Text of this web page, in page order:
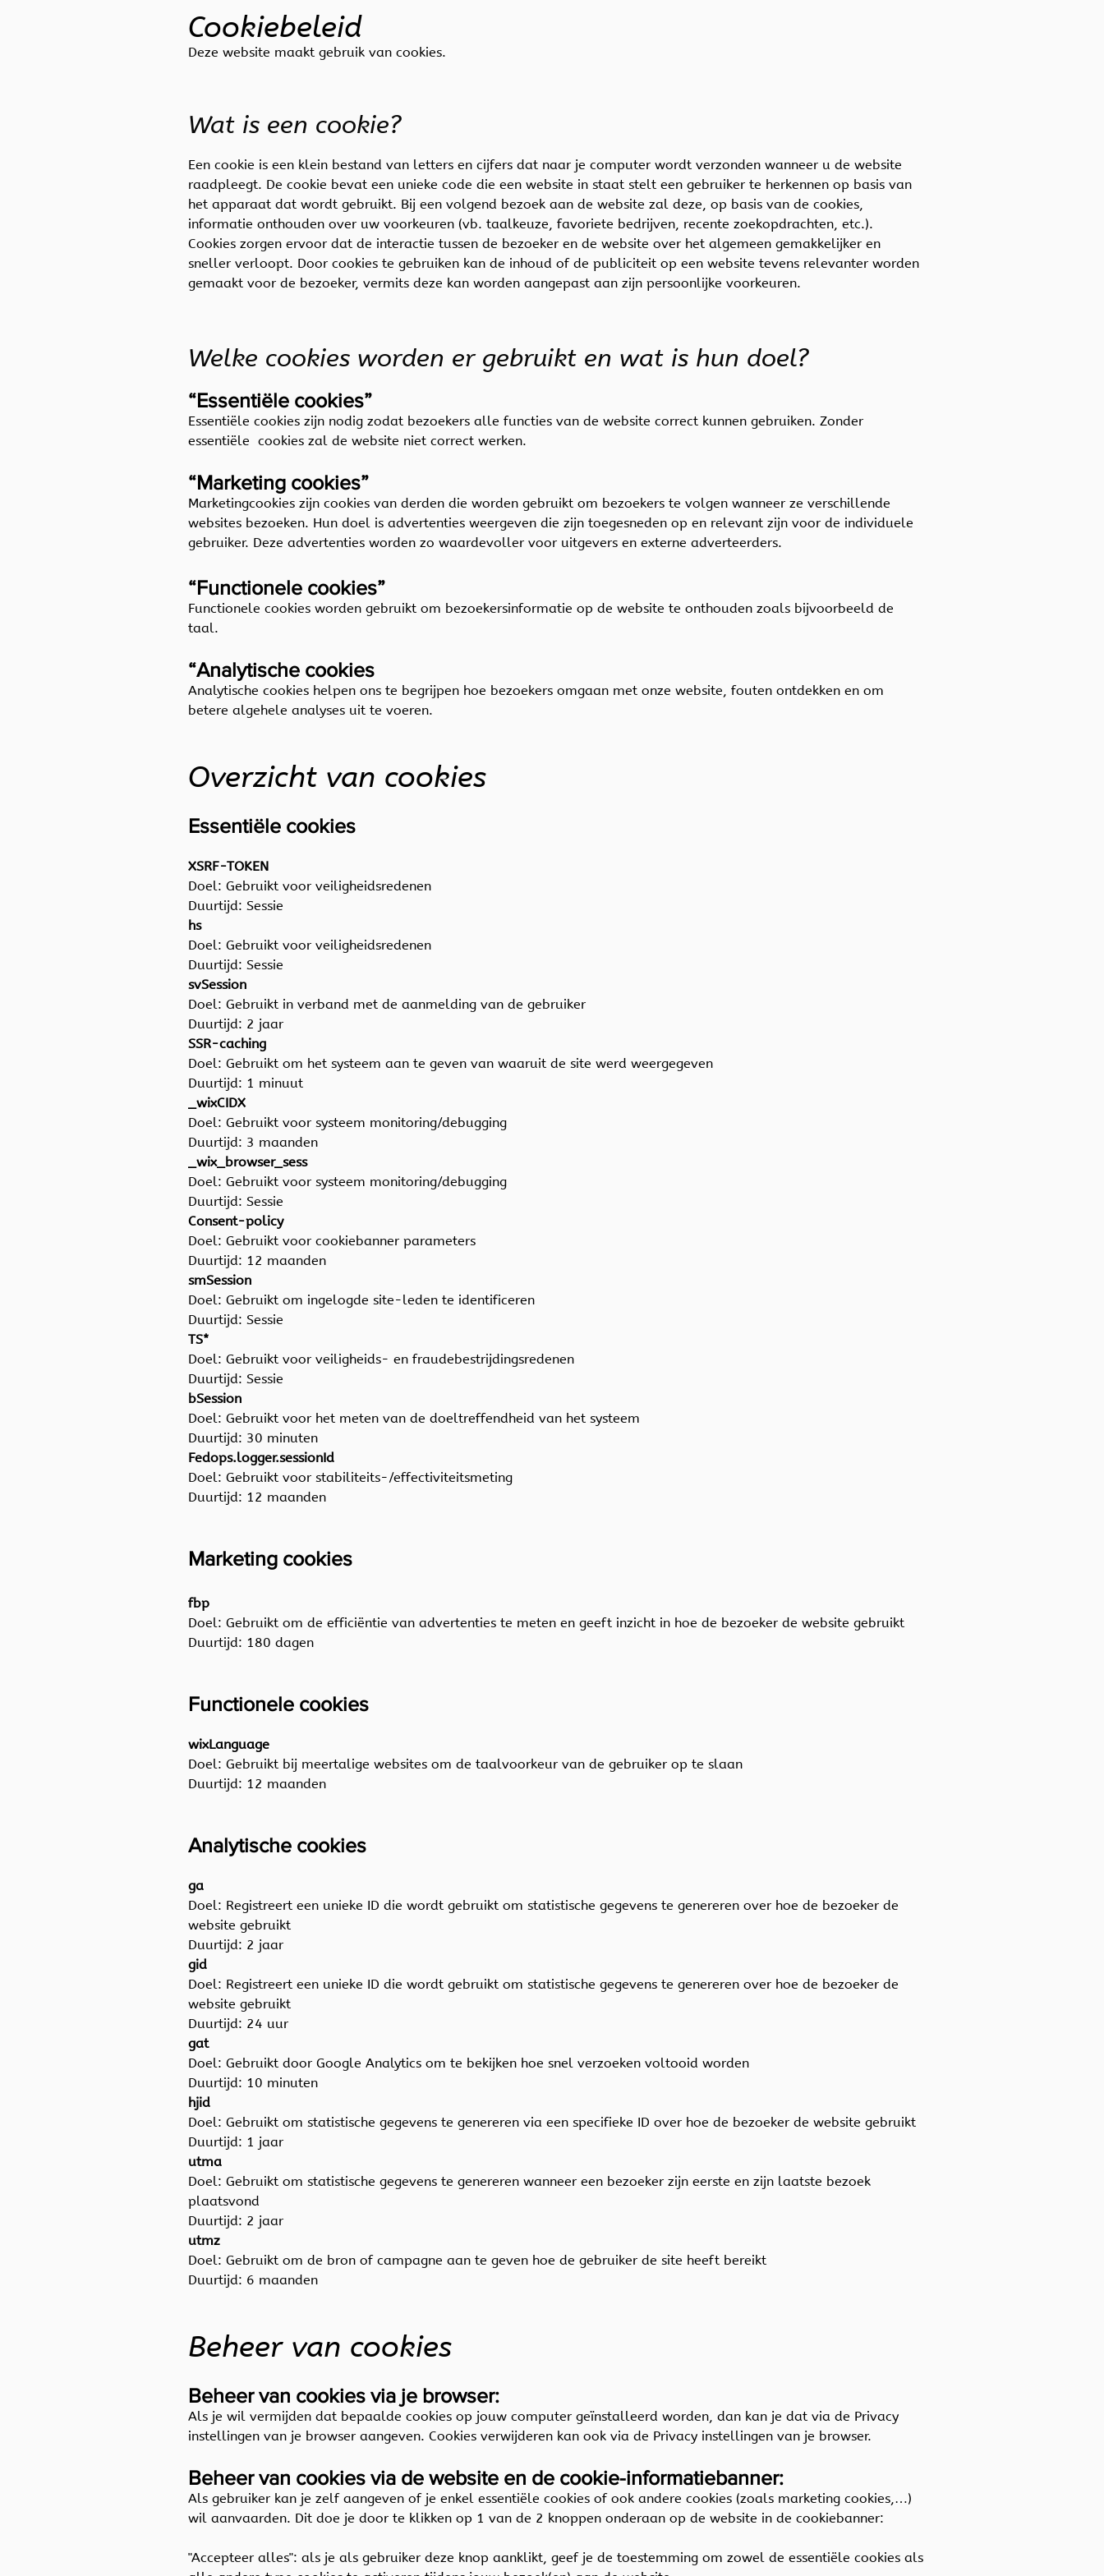
Cookiebeleid
Deze website maakt gebruik van cookies.
Wat is een cookie?
Een cookie is een klein bestand van letters en cijfers dat naar je computer wordt verzonden wanneer u de website
raadpleegt. De cookie bevat een unieke code die een website in staat stelt een gebruiker te herkennen op basis van
het apparaat dat wordt gebruikt. Bij een volgend bezoek aan de website zal deze, op basis van de cookies,
informatie onthouden over uw voorkeuren (vb. taalkeuze, favoriete bedrijven, recente zoekopdrachten, etc.).
Cookies zorgen ervoor dat de interactie tussen de bezoeker en de website over het algemeen gemakkelijker en
sneller verloopt. Door cookies te gebruiken kan de inhoud of de publiciteit op een website tevens relevanter worden
gemaakt voor de bezoeker, vermits deze kan worden aangepast aan zijn persoonlijke voorkeuren.
Welke cookies worden er gebruikt en wat is hun doel?
“Essentiële cookies”
Essentiële cookies zijn nodig zodat bezoekers alle functies van de website correct kunnen gebruiken. Zonder
essentiële cookies zal de website niet correct werken.
“Marketing cookies”
Marketingcookies zijn cookies van derden die worden gebruikt om bezoekers te volgen wanneer ze verschillende
websites bezoeken. Hun doel is advertenties weergeven die zijn toegesneden op en relevant zijn voor de individuele
gebruiker. Deze advertenties worden zo waardevoller voor uitgevers en externe adverteerders.
“Functionele cookies”
Functionele cookies worden gebruikt om bezoekersinformatie op de website te onthouden zoals bijvoorbeeld de
taal.
“Analytische cookies
Analytische cookies helpen ons te begrijpen hoe bezoekers omgaan met onze website, fouten ontdekken en om
betere algehele analyses uit te voeren.
Overzicht van cookies
Essentiële cookies
XSRF-TOKEN
Doel: Gebruikt voor veiligheidsredenen
Duurtijd: Sessie
hs
Doel: Gebruikt voor veiligheidsredenen
Duurtijd: Sessie
svSession
Doel: Gebruikt in verband met de aanmelding van de gebruiker
Duurtijd: 2 jaar
SSR-caching
Doel: Gebruikt om het systeem aan te geven van waaruit de site werd weergegeven
Duurtijd: 1 minuut
_wixCIDX
Doel: Gebruikt voor systeem monitoring/debugging
Duurtijd: 3 maanden
_wix_browser_sess
Doel: Gebruikt voor systeem monitoring/debugging
Duurtijd: Sessie
Consent-policy
Doel: Gebruikt voor cookiebanner parameters
Duurtijd: 12 maanden
smSession
Doel: Gebruikt om ingelogde site-leden te identificeren
Duurtijd: Sessie
TS*
Doel: Gebruikt voor veiligheids- en fraudebestrijdingsredenen
Duurtijd: Sessie
bSession
Doel: Gebruikt voor het meten van de doeltreffendheid van het systeem
Duurtijd: 30 minuten
Fedops.logger.sessionId
Doel: Gebruikt voor stabiliteits-/effectiviteitsmeting
Duurtijd: 12 maanden
Marketing cookies
fbp
Doel: Gebruikt om de efficiëntie van advertenties te meten en geeft inzicht in hoe de bezoeker de website gebruikt
Duurtijd: 180 dagen
Functionele cookies
wixLanguage
Doel: Gebruikt bij meertalige websites om de taalvoorkeur van de gebruiker op te slaan
Duurtijd: 12 maanden
Analytische cookies
ga
Doel: Registreert een unieke ID die wordt gebruikt om statistische gegevens te genereren over hoe de bezoeker de
website gebruikt
Duurtijd: 2 jaar
gid
Doel: Registreert een unieke ID die wordt gebruikt om statistische gegevens te genereren over hoe de bezoeker de
website gebruikt
Duurtijd: 24 uur
gat
Doel: Gebruikt door Google Analytics om te bekijken hoe snel verzoeken voltooid worden
Duurtijd: 10 minuten
hjid
Doel: Gebruikt om statistische gegevens te genereren via een specifieke ID over hoe de bezoeker de website gebruikt
Duurtijd: 1 jaar
utma
Doel: Gebruikt om statistische gegevens te genereren wanneer een bezoeker zijn eerste en zijn laatste bezoek
plaatsvond
Duurtijd: 2 jaar
utmz
Doel: Gebruikt om de bron of campagne aan te geven hoe de gebruiker de site heeft bereikt
Duurtijd: 6 maanden
Beheer van cookies
Beheer van cookies via je browser:
Als je wil vermijden dat bepaalde cookies op jouw computer geïnstalleerd worden, dan kan je dat via de Privacy
instellingen van je browser aangeven. Cookies verwijderen kan ook via de Privacy instellingen van je browser.
Beheer van cookies via de website en de cookie-informatiebanner:
Als gebruiker kan je zelf aangeven of je enkel essentiële cookies of ook andere cookies (zoals marketing cookies,…)
wil aanvaarden. Dit doe je door te klikken op 1 van de 2 knoppen onderaan op de website in de cookiebanner:
"Accepteer alles": als je als gebruiker deze knop aanklikt, geef je de toestemming om zowel de essentiële cookies als